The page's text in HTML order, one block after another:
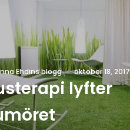
Ehdins blogg · oktober 18, 2017
lyfter